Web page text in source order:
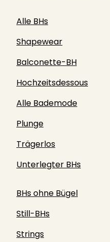
Alle BHs
Shapewear
Balconette-BH
Hochzeitsdessous
Alle Bademode
Plunge
Trägerlos
Unterlegter BHs
BHs ohne Bügel
Still-BHs
Strings